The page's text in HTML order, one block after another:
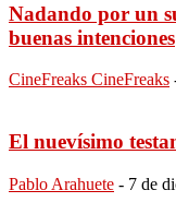
Nadando por un
buenas intenciones
CineFreaks CineFreaks
El nuevísimo
Pablo Arahuete - 7 de